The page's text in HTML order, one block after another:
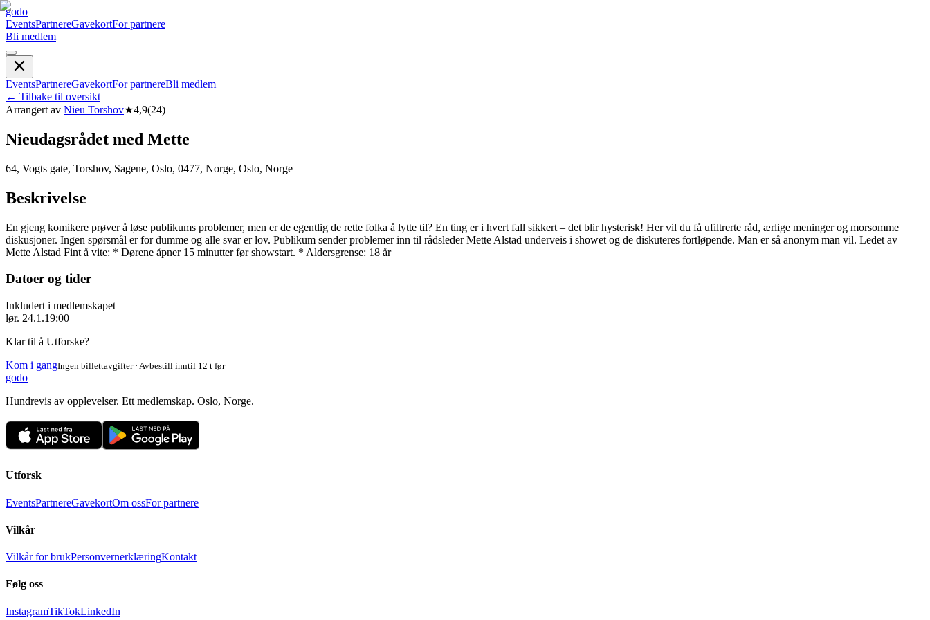
godo
EventsPartnereGavekortFor partnere
Bli medlem
EventsPartnereGavekortFor partnereBli medlem
← Tilbake til oversikt
Arrangert av Nieu Torshov★4,9(24)
Nieudagsrådet med Mette
64, Vogts gate, Torshov, Sagene, Oslo, 0477, Norge, Oslo, Norge
Beskrivelse
En gjeng komikere prøver å løse publikums problemer, men er de egentlig de rette folka å lytte til? En ting er i hvert fall sikkert – det blir hysterisk! Her vil du få ufiltrerte råd, ærlige meninger og morsomme
diskusjoner. Ingen spørsmål er for dumme og alle svar er lov. Publikum sender problemer inn til rådsleder Mette Alstad underveis i showet og de diskuteres fortløpende. Man er så anonym man vil. Ledet av
Mette Alstad Fint å vite: * Dørene åpner 15 minutter før showstart. * Aldersgrense: 18 år
Datoer og tider
Inkludert i medlemskapet
lør. 24.1.19:00
Klar til å Utforske?
Kom i gangIngen billettavgifter · Avbestill inntil 12 t før
godo
Hundrevis av opplevelser. Ett medlemskap. Oslo, Norge.
Utforsk
EventsPartnereGavekortOm ossFor partnere
Vilkår
Vilkår for brukPersonvernerklæringKontakt
Følg oss
InstagramTikTokLinkedIn